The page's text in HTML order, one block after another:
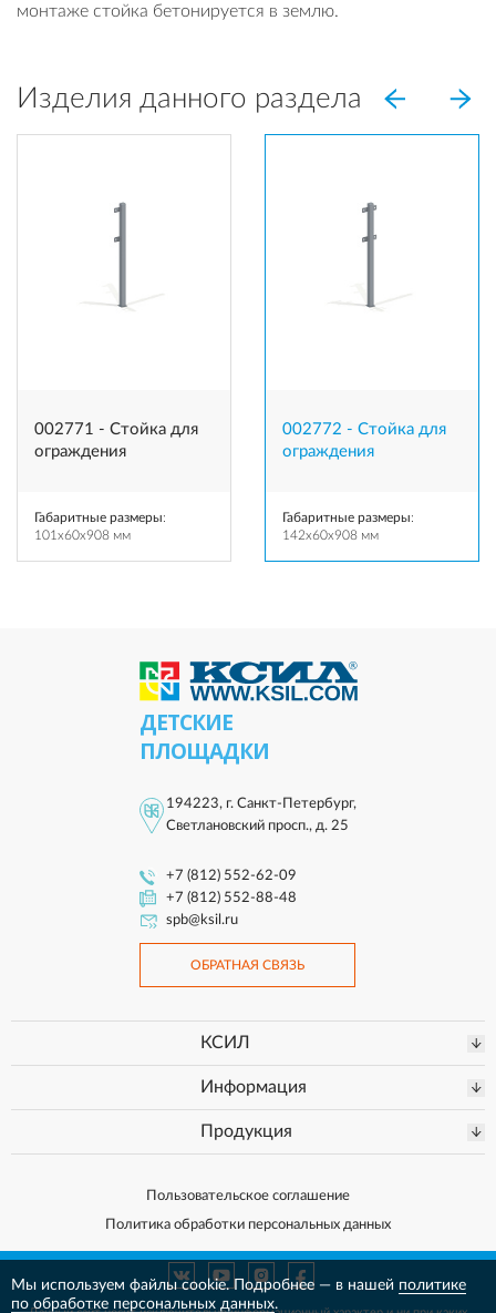
монтаже стойка бетонируется в землю.
Изделия данного раздела
002771 - Стойка для
ограждения
Габаритные размеры:
101x60x908 мм
002772 - Стойка для
ограждения
Габаритные размеры:
142x60x908 мм
ДЕТСКИЕ
ПЛОЩАДКИ
194223, г. Санкт-Петербург,
Светлановский просп., д. 25
+7 (812) 552-62-09
+7 (812) 552-88-48
spb@ksil.ru
ОБРАТНАЯ СВЯЗЬ
КСИЛ
Информация
Продукция
Пользовательское соглашение
Политика обработки персональных данных
Мы используем файлы cookie. Подробнее — в нашей политике
по обработке персональных данных.